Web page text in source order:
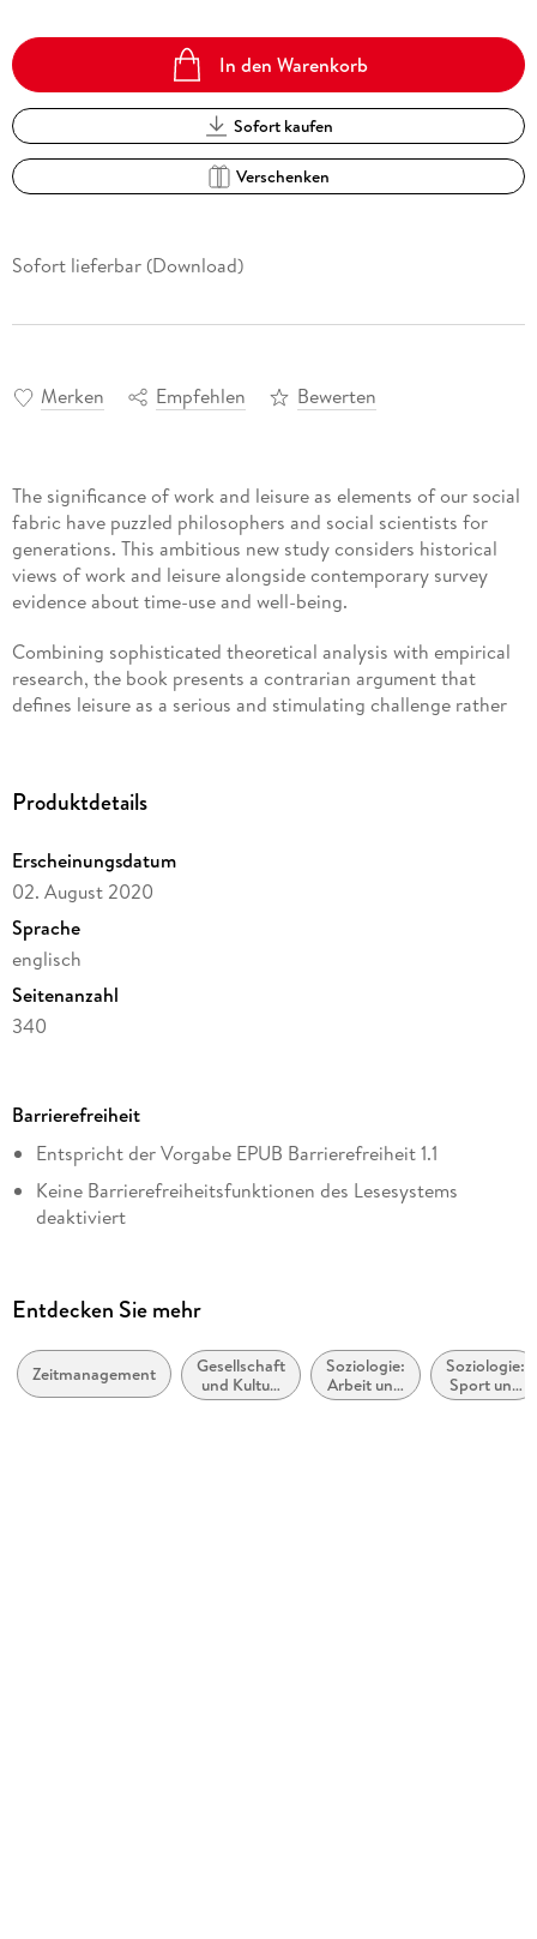
In den Warenkorb
Sofort kaufen
Verschenken
Sofort lieferbar (Download)
Merken Empfehlen Bewerten
The significance of work and leisure as elements of our social
fabric have puzzled philosophers and social scientists for
generations. This ambitious new study considers historical
views of work and leisure alongside contemporary survey
evidence about time-use and well-being.
Combining sophisticated theoretical analysis with empirical
research, the book presents a contrarian argument that
defines leisure as a serious and stimulating challenge rather
concept of time in the social sciences, work-life balance,
sociology of work and leisure.
Produktdetails
Erscheinungsdatum
02. August 2020
Sprache
englisch
Seitenanzahl
340
Verlag/Hersteller
Taylor & Francis eBooks
Kopierschutz
mit Adobe-DRM-Kopierschutz
EBOOK
EPUB
ISBN
Barrierefreiheit
Entspricht der Vorgabe EPUB Barrierefreiheit 1.1
Keine Barrierefreiheitsfunktionen des Lesesystems
deaktiviert
Mathematische Inhalte barrierefrei als MathML
Seitenzahlen entsprechen der gedruckten Ausgabe
Entdecken Sie mehr
Zeitmanagement
Gesellschaft
und Kultur,
allgemein
Soziologie:
Arbeit und
Beruf
Soziologie:
Sport und
Freizeit